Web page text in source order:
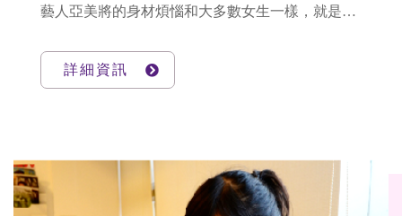
藝人亞美將的身材煩惱和大多數女生一樣，就是~~
運動，瘦下去的永遠最先是臉，大概是最無力的
事！ 大腿縫是美腿的標誌 小編平常看《PopDaily
腿跟小腿一樣細，鳥仔腳不是美感，真正美腿的
「5：2：3」比例，黃金比例呈現的S曲線，一定要
詳細資訊